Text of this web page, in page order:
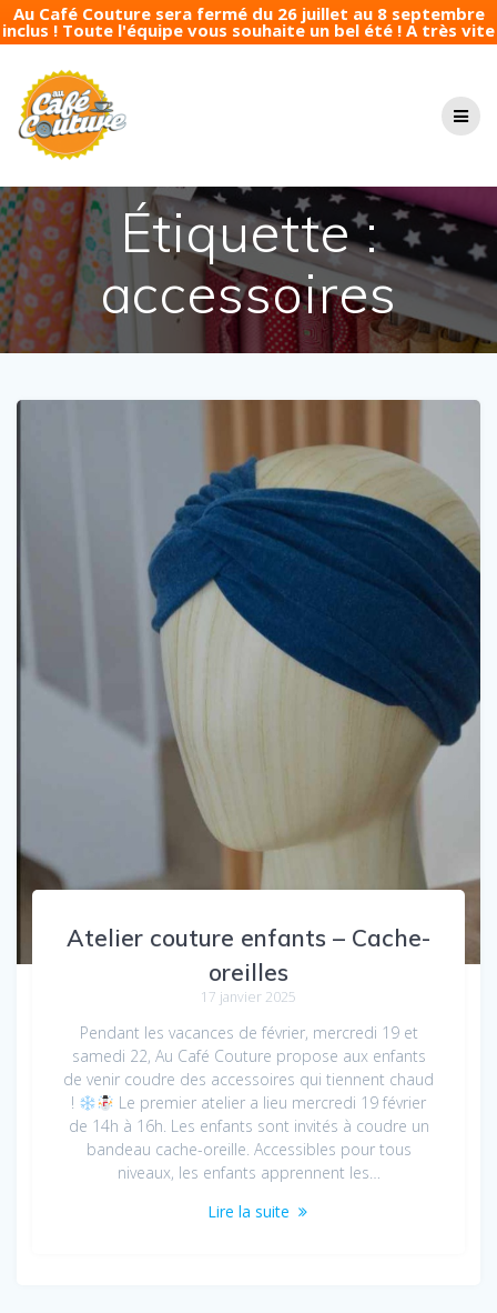
Au Café Couture sera fermé du 26 juillet au 8 septembre
inclus ! Toute l'équipe vous souhaite un bel été ! A très vite
Étiquette :
accessoires
Atelier couture enfants – Cache-
oreilles
17 janvier 2025
Pendant les vacances de février, mercredi 19 et
samedi 22, Au Café Couture propose aux enfants
de venir coudre des accessoires qui tiennent chaud
!
Le premier atelier a lieu mercredi 19 février
de 14h à 16h. Les enfants sont invités à coudre un
bandeau cache-oreille. Accessibles pour tous
niveaux, les enfants apprennent les…
Lire la suite